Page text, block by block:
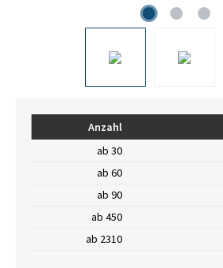
Anzahl
ab 30
ab 60
ab 90
ab 450
ab 2310